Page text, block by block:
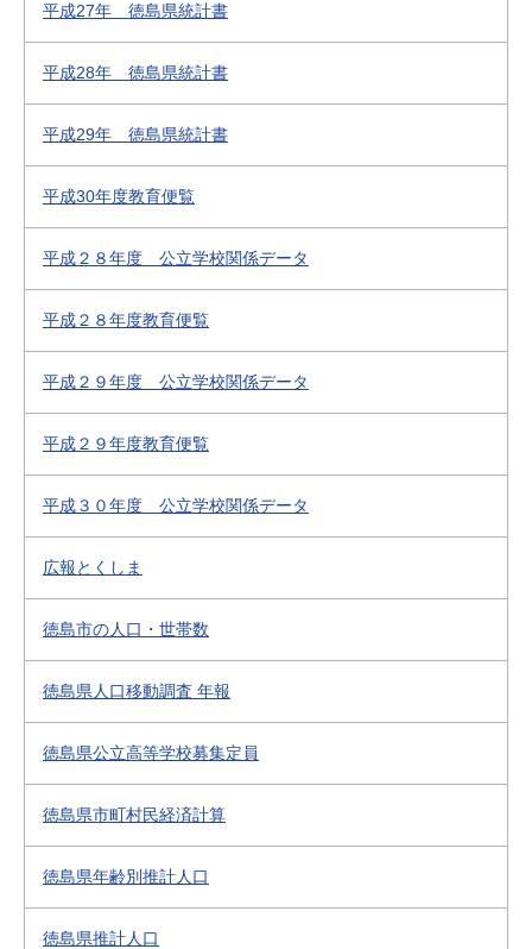
平成27年 徳島県統計書
平成28年 徳島県統計書
平成29年 徳島県統計書
平成30年度教育便覧
平成２８年度 公立学校関係データ
平成２８年度教育便覧
平成２９年度 公立学校関係データ
平成２９年度教育便覧
平成３０年度 公立学校関係データ
広報とくしま
徳島市の人口・世帯数
徳島県人口移動調査 年報
徳島県公立高等学校募集定員
徳島県市町村民経済計算
徳島県年齢別推計人口
徳島県推計人口